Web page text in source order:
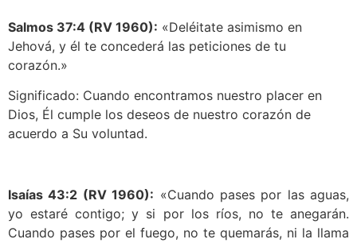
Salmos 37:4 (RV 1960): «Deléitate asimismo en
Jehová, y él te concederá las peticiones de tu
corazón.»
Significado: Cuando encontramos nuestro placer en
Dios, Él cumple los deseos de nuestro corazón de
acuerdo a Su voluntad.
Isaías 43:2 (RV 1960): «Cuando pases por las aguas,
yo estaré contigo; y si por los ríos, no te anegarán.
Cuando pases por el fuego, no te quemarás, ni la llama